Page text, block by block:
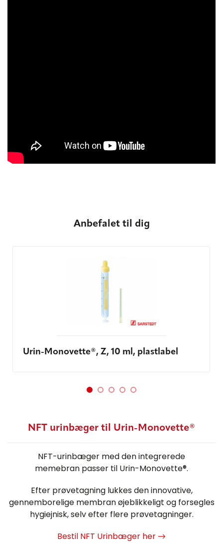
Anbefalet til dig
Urin-Monovette®, Z, 10 ml, plastlabel
NFT urinbæger til Urin-Monovette®
NFT-urinbæger med den integrerede
memebran passer til Urin-Monovette®.
Efter prøvetagning lukkes den innovative,
gennemborelige membran øjeblikkeligt og forsegles
hygiejnisk, selv efter flere prøvetagninger.
Bestil NFT Urinbæger her →